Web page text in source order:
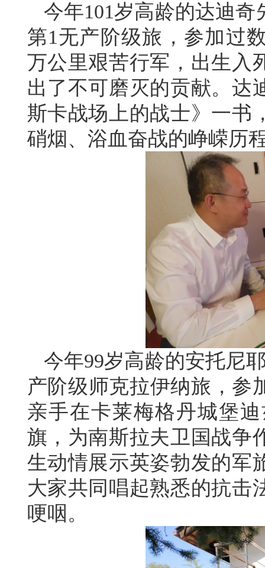
今年101岁高龄的达迪
第1无产阶级旅，参加过
万公里艰苦行军，出生入
出了不可磨灭的贡献。达
斯卡战场上的战士》一书
硝烟、浴血奋战的峥嵘历
今年99岁高龄的安托尼
产阶级师克拉伊纳旅，参
亲手在卡莱梅格丹城堡
旗，为南斯拉夫卫国战争
生动情展示英姿勃发的军
大家共同唱起熟悉的抗击
哽咽。